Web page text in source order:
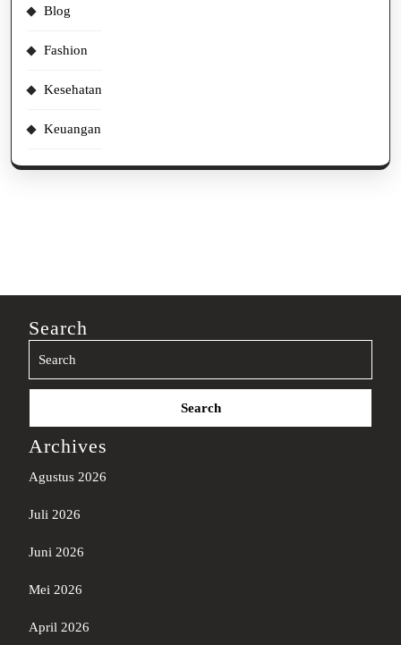
Blog
Fashion
Kesehatan
Keuangan
Search
Search
Archives
Agustus 2026
Juli 2026
Juni 2026
Mei 2026
April 2026